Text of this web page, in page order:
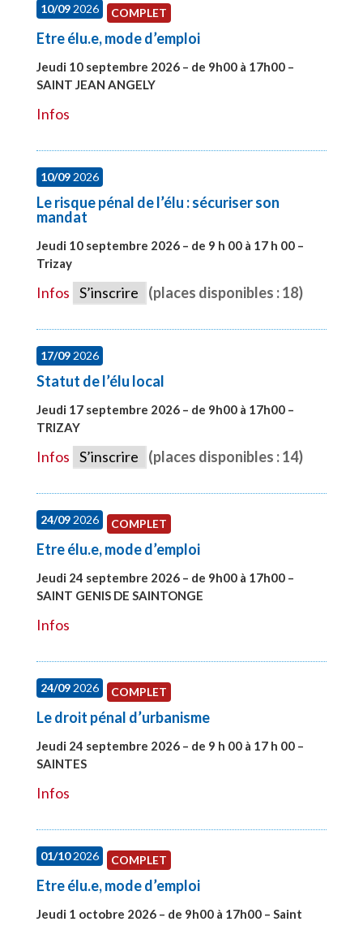
10/092026 COMPLET
Etre élu.e, mode d’emploi
Jeudi 10 septembre 2026 – de 9h00 à 17h00 –
SAINT JEAN ANGELY
Infos
10/092026
Le risque pénal de l’élu : sécuriser son
mandat
Jeudi 10 septembre 2026 – de 9 h 00 à 17 h 00 –
Trizay
Infos S’inscrire (places disponibles : 18)
17/092026
Statut de l’élu local
Jeudi 17 septembre 2026 – de 9h00 à 17h00 –
TRIZAY
Infos S’inscrire (places disponibles : 14)
24/092026 COMPLET
Etre élu.e, mode d’emploi
Jeudi 24 septembre 2026 – de 9h00 à 17h00 –
SAINT GENIS DE SAINTONGE
Infos
24/092026 COMPLET
Le droit pénal d’urbanisme
Jeudi 24 septembre 2026 – de 9 h 00 à 17 h 00 –
SAINTES
Infos
01/102026 COMPLET
Etre élu.e, mode d’emploi
Jeudi 1 octobre 2026 – de 9h00 à 17h00 – Saint